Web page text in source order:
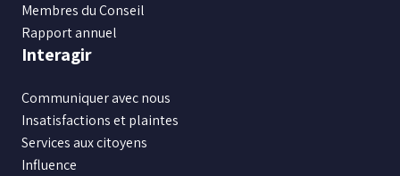
Membres du Conseil
Rapport annuel
Interagir
Communiquer avec nous
Insatisfactions et plaintes
Services aux citoyens
Influence